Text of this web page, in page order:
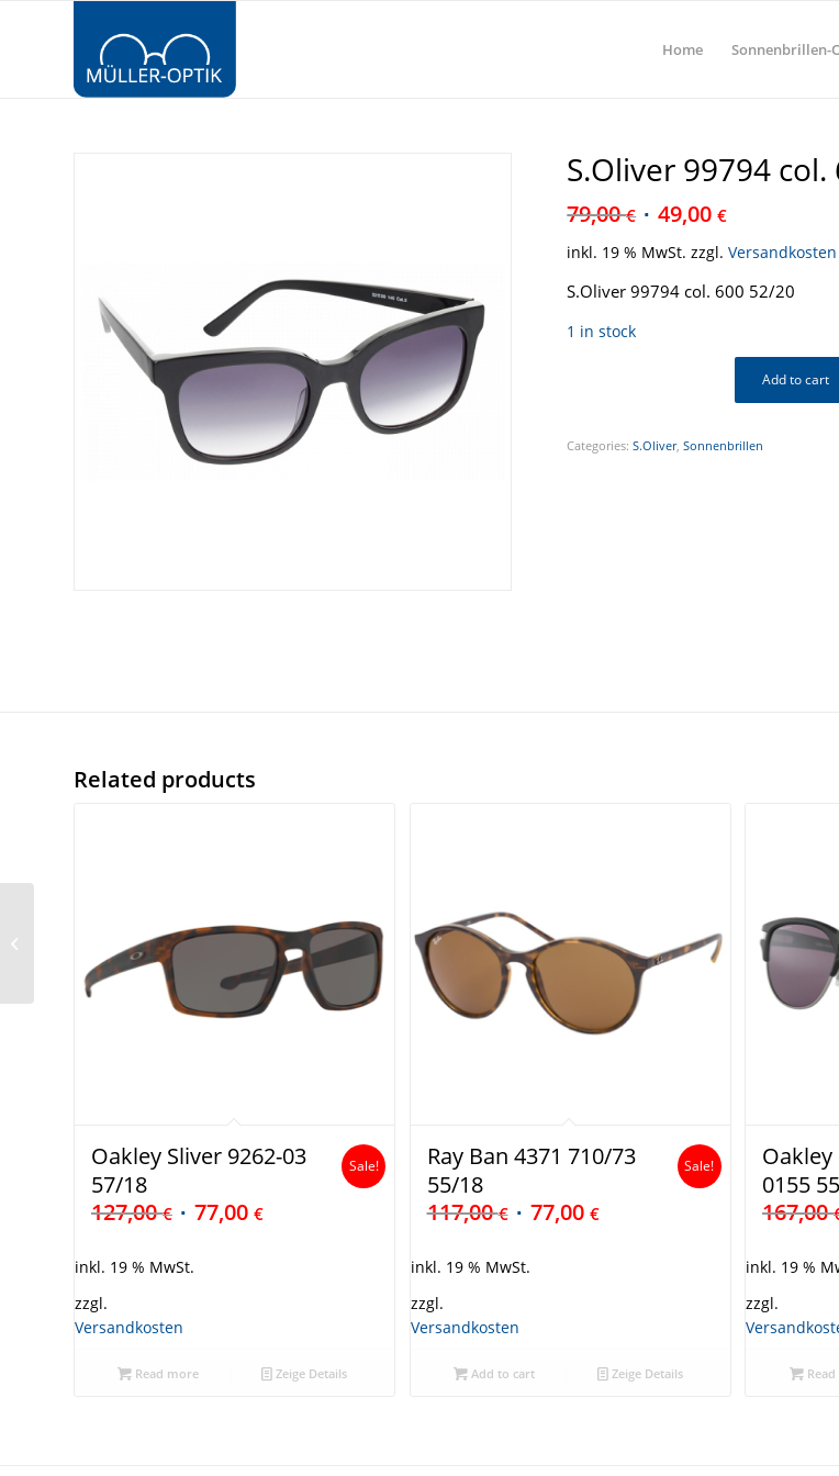
Home Sonnenbrillen-
S.Oliver 99794
79,00€ 49,00€
inkl. 19 % MwSt. zzgl.Versandkosten
S.Oliver 99794 col. 600 52/20
1 in stock
Add to cart
Categories:S.Oliver,Sonnenbrillen
Related products
Oakley Sliver 9262-03
57/18
127,00€ 77,00 €
Sale!
inkl. 19 % MwSt.
zzgl.
Versandkosten
Read more Zeige Details
Ray Ban 4371 710/73
55/18
117,00€ 77,00 €
Sale!
inkl. 19 % MwSt.
zzgl.
Versandkosten
Add to cart Zeige Details
Oakley
0155
167,00
inkl. 19 %
zzgl.
Read
S.Oliver 99788 Col. 600